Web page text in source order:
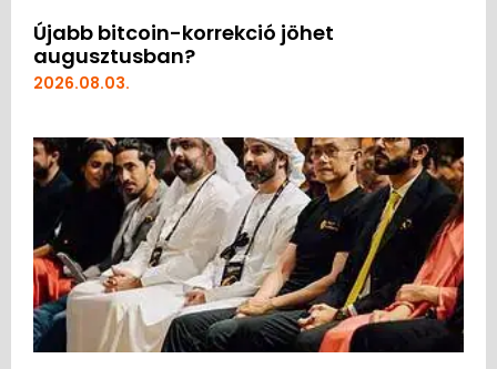
Újabb bitcoin-korrekció jöhet
augusztusban?
2026.08.03.